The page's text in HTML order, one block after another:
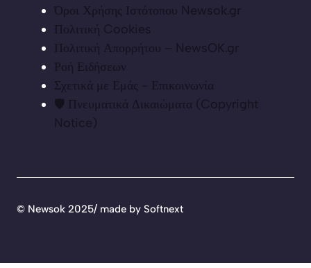
Όροι Χρήσης Ιστότοπου Newsok.gr
Πολιτική Cookies
Πολιτική Απορρήτου – NewsOK.gr
Ροή Ειδήσεων
Σχετικά με Εμάς - Επικοινωνία
🛡️ Πνευματικά Δικαιώματα (Copyright
Notice)
© Newsok 2025/ made by Softnext